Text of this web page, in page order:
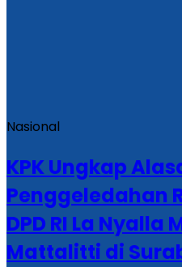
Nasional
KPK Ungkap
Penggeledahan
DPD RI La Nyalla
Mattalitti di